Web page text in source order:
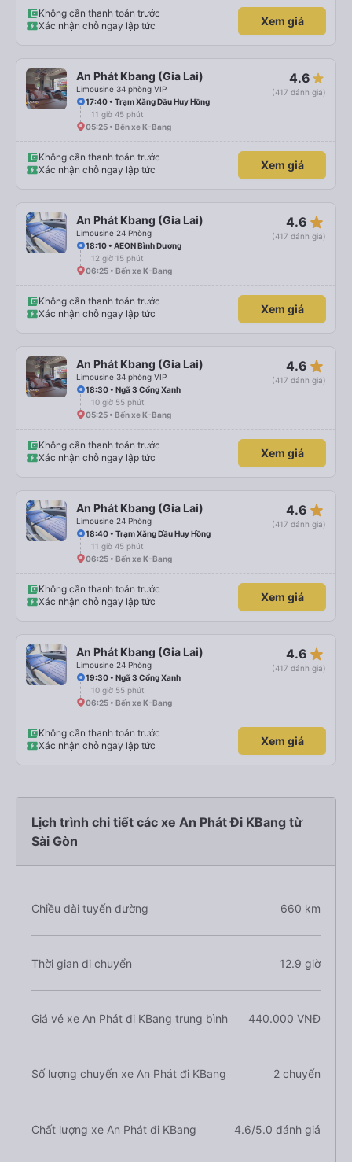
Không cần thanh toán trước
Xác nhận chỗ ngay lập tức
Xem giá
An Phát Kbang (Gia Lai)
Limousine 34 phòng VIP
4.6
(417 đánh giá)
17:40 • Trạm Xăng Dầu Huy Hồng
11 giờ 45 phút
05:25 • Bến xe K-Bang
Không cần thanh toán trước
Xác nhận chỗ ngay lập tức
Xem giá
An Phát Kbang (Gia Lai)
Limousine 24 Phòng
4.6 star_rate
(417 đánh giá)
18:10 • AEON Bình Dương
12 giờ 15 phút
06:25 • Bến xe K-Bang
Không cần thanh toán trước
Xác nhận chỗ ngay lập tức
Xem giá
An Phát Kbang (Gia Lai)
Limousine 34 phòng VIP
4.6 star_rate
(417 đánh giá)
18:30 • Ngã 3 Cổng Xanh
10 giờ 55 phút
05:25 • Bến xe K-Bang
Không cần thanh toán trước
Xác nhận chỗ ngay lập tức
Xem giá
An Phát Kbang (Gia Lai)
Limousine 24 Phòng
4.6 star_rate
(417 đánh giá)
18:40 • Trạm Xăng Dầu Huy Hồng
11 giờ 45 phút
06:25 • Bến xe K-Bang
Không cần thanh toán trước
Xác nhận chỗ ngay lập tức
Xem giá
An Phát Kbang (Gia Lai)
Limousine 24 Phòng
4.6 star_rate
(417 đánh giá)
19:30 • Ngã 3 Cổng Xanh
10 giờ 55 phút
06:25 • Bến xe K-Bang
Không cần thanh toán trước
Xác nhận chỗ ngay lập tức
Xem giá
Lịch trình chi tiết các xe An Phát Đi KBang từ
Sài Gòn
Chiều dài tuyến đường 660 km
Thời gian di chuyển 12.9 giờ
Giá vé xe An Phát đi KBang trung bình 440.000 VNĐ
Số lượng chuyến xe An Phát đi KBang 2 chuyến
Chất lượng xe An Phát đi KBang 4.6/5.0 đánh giá